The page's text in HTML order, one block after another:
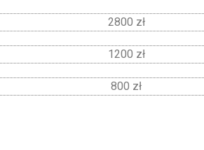
2800 zł
1200 zł
800 zł